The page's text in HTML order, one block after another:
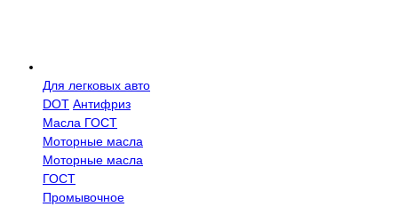
Для легковых авто
DOT Антифриз
Масла ГОСТ
Моторные масла
Моторные масла
ГОСТ
Промывочное